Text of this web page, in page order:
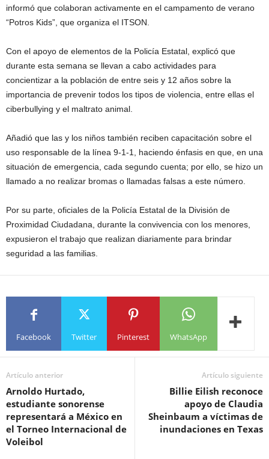
informó que colaboran activamente en el campamento de verano
“Potros Kids”, que organiza el ITSON.
Con el apoyo de elementos de la Policía Estatal, explicó que
durante esta semana se llevan a cabo actividades para
concientizar a la población de entre seis y 12 años sobre la
importancia de prevenir todos los tipos de violencia, entre ellas el
ciberbullying y el maltrato animal.
Añadió que las y los niños también reciben capacitación sobre el
uso responsable de la línea 9-1-1, haciendo énfasis en que, en una
situación de emergencia, cada segundo cuenta; por ello, se hizo un
llamado a no realizar bromas o llamadas falsas a este número.
Por su parte, oficiales de la Policía Estatal de la División de
Proximidad Ciudadana, durante la convivencia con los menores,
expusieron el trabajo que realizan diariamente para brindar
seguridad a las familias.
Facebook Twitter Pinterest WhatsApp
Artículo anterior
Arnoldo Hurtado,
estudiante sonorense
representará a México en
el Torneo Internacional de
Voleibol
Artículo siguiente
Billie Eilish reconoce
apoyo de Claudia
Sheinbaum a víctimas de
inundaciones en Texas